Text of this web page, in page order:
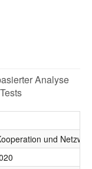
Analyse
und